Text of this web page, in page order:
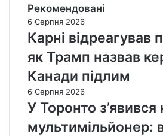
Рекомендовані
6 Серпня 2026
Карні відреагував
як Трамп назвав
Канади підлим
6 Серпня 2026
У Торонто з’явився
мультимільйонер: